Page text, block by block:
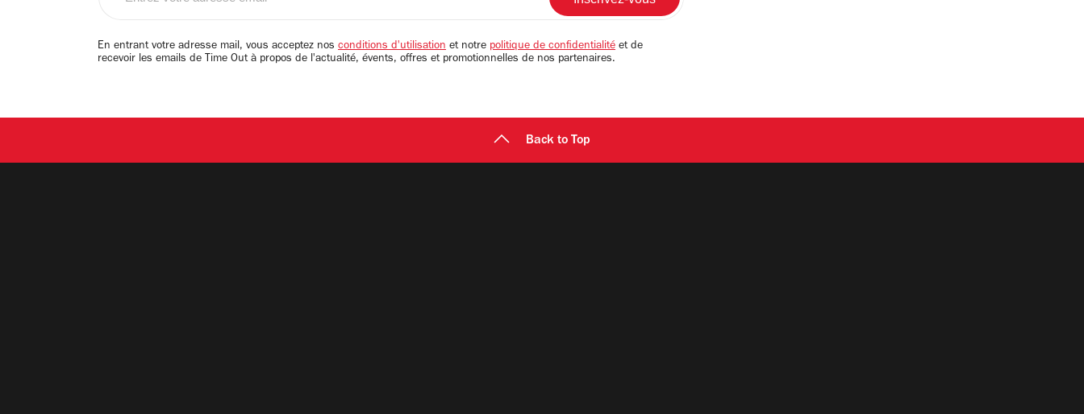
email
En entrant votre adresse mail, vous acceptez nos conditions d'utilisation et notre politique de confidentialité et de
recevoir les emails de Time Out à propos de l'actualité, évents, offres et promotionnelles de nos partenaires.
Back to Top